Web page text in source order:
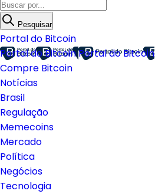
Pesquisar
Portal do Bitcoin
Portal do BitcoinPortal do Bitcoin
Compre Bitcoin
Notícias
Brasil
Regulação
Memecoins
Mercado
Política
Negócios
Tecnologia